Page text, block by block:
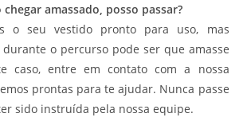
amassado, posso passar?
o seu vestido pronto para uso, mas
o percurso pode ser que amasse
caso, entre em contato com a nossa
prontas para te ajudar. Nunca passe
sido instruída pela nossa equipe.